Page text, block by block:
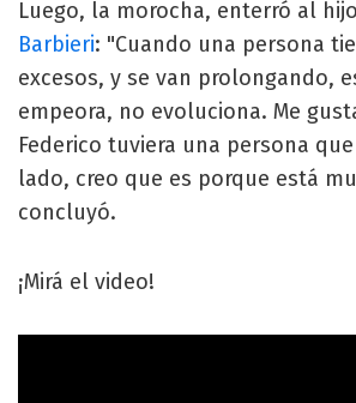
Luego, la morocha, enterró al
Barbieri: "Cuando una persona
excesos, y se van prolongando,
empeora, no evoluciona. Me
Federico tuviera una persona
lado, creo que es porque está
concluyó.
¡Mirá el video!